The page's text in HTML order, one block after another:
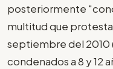
posteriormente
multitud que
septiembre del 2010
condenados a 8 y 12